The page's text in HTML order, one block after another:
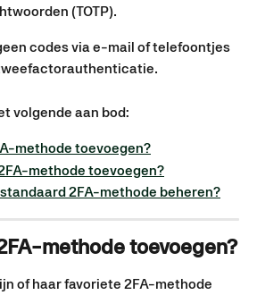
(TOTP).
codes via e-mail of telefoontjes
volgende aan bod:
methode toevoegen?
methode toevoegen?
2FA-methode beheren?
methode toevoegen?
of haar favoriete 2FA-methode